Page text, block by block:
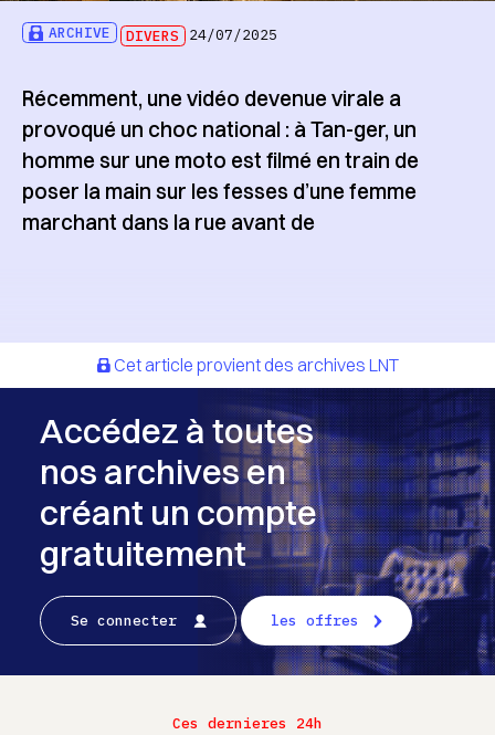
ARCHIVE DIVERS 24/07/2025
Récemment, une vidéo devenue virale a
provoqué un choc national : à Tan-ger, un
homme sur une moto est filmé en train de
poser la main sur les fesses d’une femme
marchant dans la rue avant de
Cet article provient des archives LNT
Accédez à toutes
nos archives en
créant un compte
gratuitement
Se connecter les offres
Ces dernieres 24h